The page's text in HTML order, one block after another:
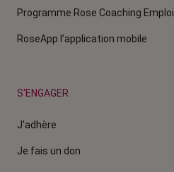
Programme Rose Coaching Emploi
RoseApp l’application mobile
S'ENGAGER
J'adhère
Je fais un don